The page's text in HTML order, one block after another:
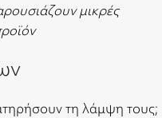
μικρές
τη λάμψη τους;